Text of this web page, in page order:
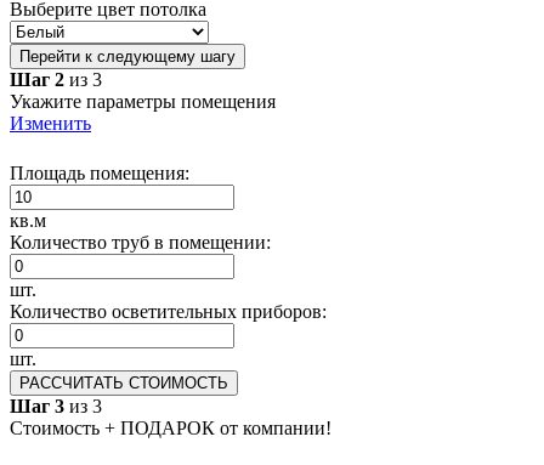
Выберите цвет потолка
Перейти к следующему шагу
Шаг 2 из 3
Укажите параметры помещения
Изменить
Площадь помещения:
кв.м
Количество труб в помещении:
шт.
Количество осветительных приборов:
шт.
РАССЧИТАТЬ СТОИМОСТЬ
Шаг 3 из 3
Стоимость + ПОДАРОК от компании!